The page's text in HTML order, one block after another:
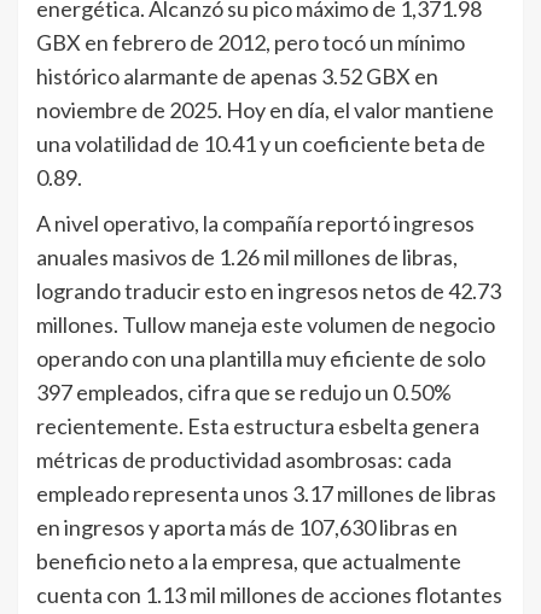
energética. Alcanzó su pico máximo de 1,371.98
GBX en febrero de 2012, pero tocó un mínimo
histórico alarmante de apenas 3.52 GBX en
noviembre de 2025. Hoy en día, el valor mantiene
una volatilidad de 10.41 y un coeficiente beta de
0.89.
A nivel operativo, la compañía reportó ingresos
anuales masivos de 1.26 mil millones de libras,
logrando traducir esto en ingresos netos de 42.73
millones. Tullow maneja este volumen de negocio
operando con una plantilla muy eficiente de solo
397 empleados, cifra que se redujo un 0.50%
recientemente. Esta estructura esbelta genera
métricas de productividad asombrosas: cada
empleado representa unos 3.17 millones de libras
en ingresos y aporta más de 107,630 libras en
beneficio neto a la empresa, que actualmente
cuenta con 1.13 mil millones de acciones flotantes